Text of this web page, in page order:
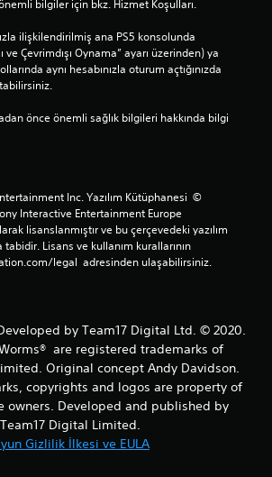
bilgiler için bkz. Hizmet Koşulları.
ilişkilendirilmiş ana PS5 konsolunda
ve Çevrimdışı Oynama” ayarı üzerinden) ya
aynı hesabınızla oturum açtığınızda
önce önemli sağlık bilgileri hakkında bilgi
Inc. Yazılım Kütüphanesi  ©
Interactive Entertainment Europe
lisanslanmıştır ve bu çerçevedeki yazılım
tabidir. Lisans ve kullanım kurallarının
legal  adresinden ulaşabilirsiniz.
by Team17 Digital Ltd. © 2020.
are registered trademarks of
Original concept Andy Davidson.
copyrights and logos are property of
owners. Developed and published by
Team17 Digital Limited.
Gizlilik İlkesi ve EULA